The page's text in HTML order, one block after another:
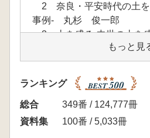
2 奈良・平安時代の土を
事例- 丸杉 俊一郎
3 土を盛る-中世の土を
4 静岡県における近世
Ⅲ 最新の事例報告及び用
1 菊川市海戸田遺跡の堰
2 南伊豆町ミカノセ遺
もっと見
ランキング
総合
349番 / 124,777冊
資料集
100番 / 5,033冊